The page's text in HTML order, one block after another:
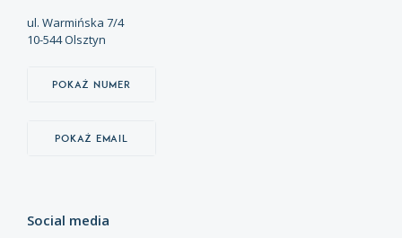
ul. Warmińska 7/4
10-544 Olsztyn
Pokaż numer
Pokaż email
Social media